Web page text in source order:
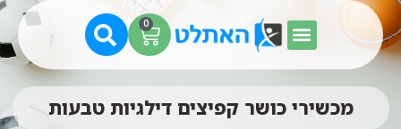
0
מכשירי כושר קפיצים דילגיות טבעות